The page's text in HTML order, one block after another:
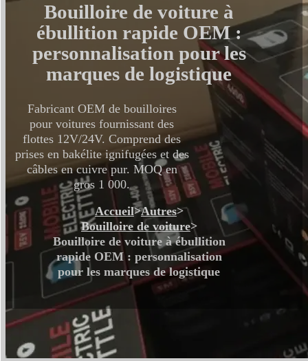
Bouilloire de voiture à
ébullition rapide OEM :
personnalisation pour les
marques de logistique
Fabricant OEM de bouilloires
pour voitures fournissant des
flottes 12V/24V. Comprend des
prises en bakélite ignifugées et des
câbles en cuivre pur. MOQ en
gros 1 000.
Accueil>Autres>
Bouilloire de voiture>
Bouilloire de voiture à ébullition
rapide OEM : personnalisation
pour les marques de logistique